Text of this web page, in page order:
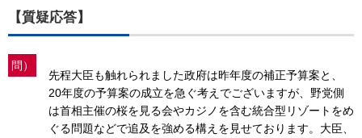
【質疑応答】
問）
先程大臣も触れられました政府は昨年度の補正予算案と、
20年度の予算案の成立を急ぐ考えでございますが、野党側
は首相主催の桜を見る会やカジノを含む統合型リゾートをめ
ぐる問題などで追及を強める構えを見せております。大臣、